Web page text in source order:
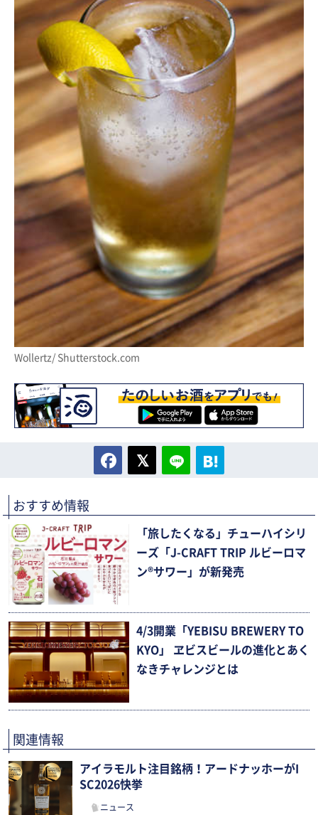
Wollertz/ Shutterstock.com
おすすめ情報
「旅したくなる」チューハイシリ
ーズ「J-CRAFT TRIP ルビーロマ
ン®サワー」が新発売
4/3開業「YEBISU BREWERY TO
KYO」 ヱビスビールの進化とあく
なきチャレンジとは
関連情報
アイラモルト注目銘柄！アードナッホーがI
SC2026快挙
ニュース